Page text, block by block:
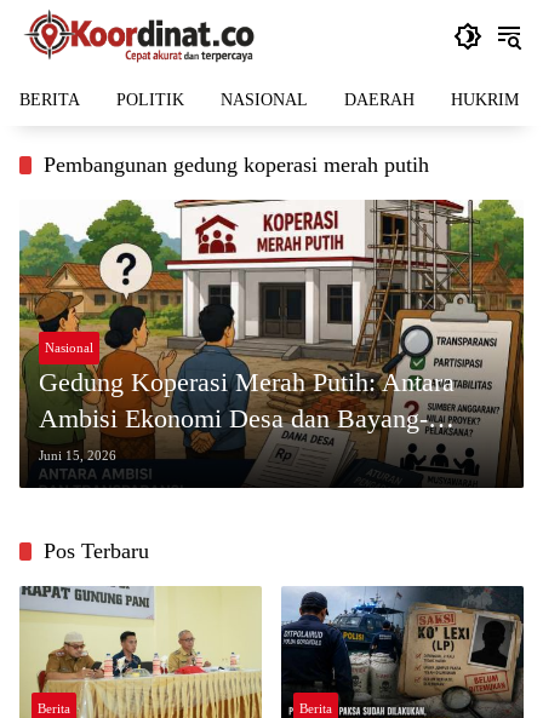
Langsung
BERITA POLITIK NASIONAL DAERAH HUKRIM
Pembangunan gedung koperasi merah putih
Nasional
Gedung Koperasi Merah Putih: Antara
Ambisi Ekonomi Desa dan Bayang-
Bayang Proyek Infrastruktur Baru
Juni 15, 2026
Pos Terbaru
Berita Berita